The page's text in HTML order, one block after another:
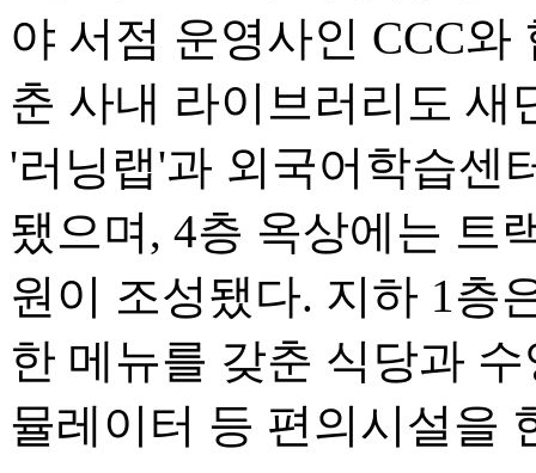
야 서점 운영사인 CCC
춘 사내 라이브러리도 새
'러닝랩'과 외국어학습센
됐으며, 4층 옥상에는 트
원이 조성됐다. 지하 1층
한 메뉴를 갖춘 식당과
뮬레이터 등 편의시설을